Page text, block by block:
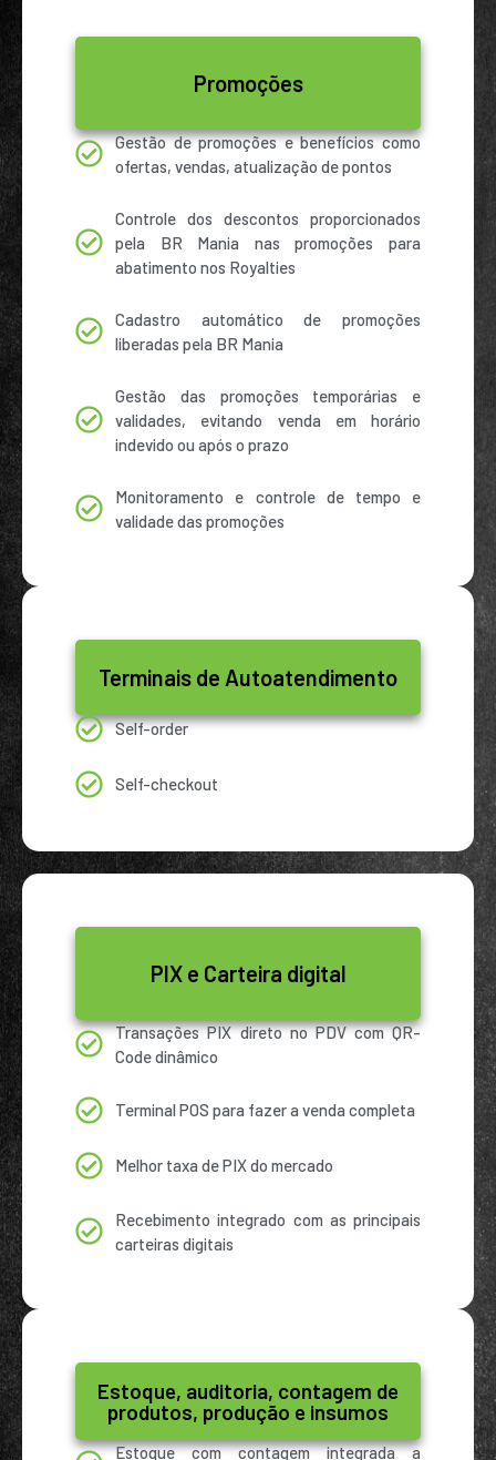
Promoções
Gestão de promoções e benefícios como
ofertas, vendas, atualização de pontos
Controle dos descontos proporcionados
pela BR Mania nas promoções para
abatimento nos Royalties
Cadastro automático de promoções
liberadas pela BR Mania
Gestão das promoções temporárias e
validades, evitando venda em horário
indevido ou após o prazo
Monitoramento e controle de tempo e
validade das promoções
Terminais de Autoatendimento
Self-order
Self-checkout
PIX e Carteira digital
Transações PIX direto no PDV com QR-
Code dinâmico
Terminal POS para fazer a venda completa
Melhor taxa de PIX do mercado
Recebimento integrado com as principais
carteiras digitais
Estoque, auditoria, contagem de
produtos, produção e insumos
Estoque com contagem integrada a